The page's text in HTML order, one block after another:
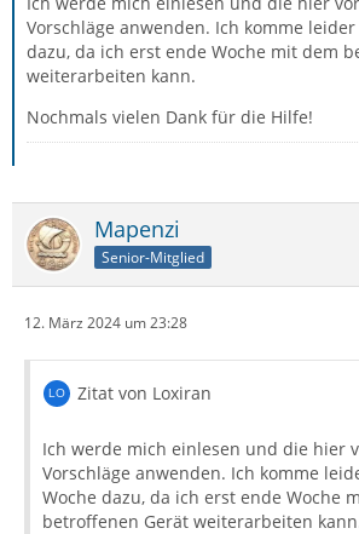
Vorschläge anwenden. Ich komme
dazu, da ich erst ende Woche mit dem
weiterarbeiten kann.
Nochmals vielen Dank für die Hilfe!
Mapenzi
Senior-Mitglied
12. März 2024 um 23:28
Zitat von Loxiran
Ich werde mich einlesen und die hier
Vorschläge anwenden. Ich komme
Woche dazu, da ich erst ende Woche
betroffenen Gerät weiterarbeiten